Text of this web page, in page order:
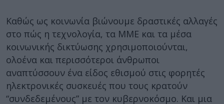
Καθώς ως κοινωνία βιώνουμε δραστικές αλλαγές
στο πώς η τεχνολογία, τα ΜΜΕ και τα μέσα
κοινωνικής δικτύωσης χρησιμοποιούνται,
ολοένα και περισσότεροι άνθρωποι
αναπτύσσουν ένα είδος εθισμού στις φορητές
ηλεκτρονικές συσκευές που τους κρατούν
“συνδεδεμένους” με τον κυβερνοκόσμο. Και μια